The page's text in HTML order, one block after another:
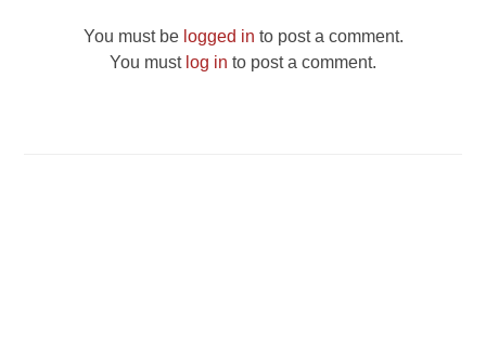
You must be logged in to post a comment.
You must log in to post a comment.